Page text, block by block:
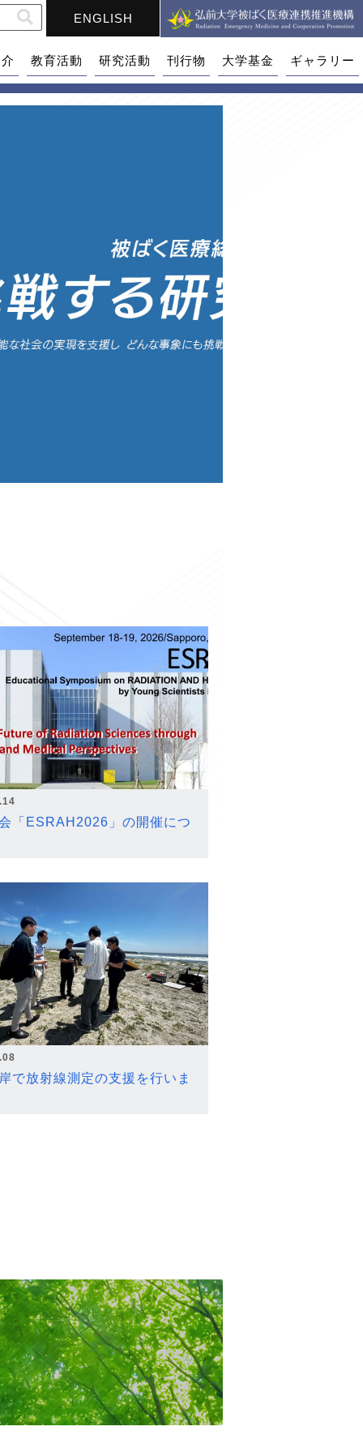
ENGLISH
教育活動 研究活動 刊行物 大学基金 ギャラリー
「ESRAH2026」の開催につ
で放射線測定の支援を行いま